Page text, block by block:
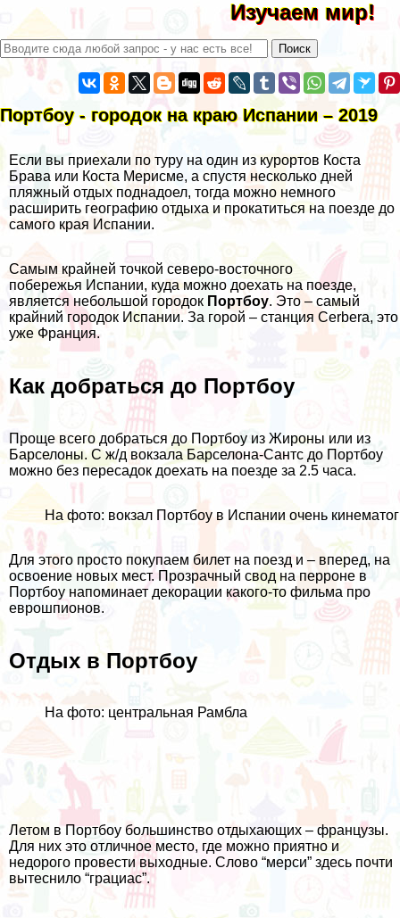
Изучаем мир!
Портбоу - городок на краю Испании – 2019
Если вы приехали по туру на один из курортов Коста
Брава или Коста Мерисме, а спустя несколько дней
пляжный отдых поднадоел, тогда можно немного
расширить географию отдыха и прокатиться на поезде до
самого края Испании.
Самым крайней точкой северо-восточного
побережья Испании, куда можно доехать на поезде,
является небольшой городок Портбоу. Это – самый
крайний городок Испании. За горой – станция Cerbera, это
уже Франция.
Как добраться до Портбоу
Проще всего добраться до Портбоу из Жироны или из
Барселоны. С ж/д вокзала Барселона-Сантс до Портбоу
можно без пересадок доехать на поезде за 2.5 часа.
На фото: вокзал Портбоу в Испании очень
Для этого просто покупаем билет на поезд и – вперед, на
освоение новых мест. Прозрачный свод на перроне в
Портбоу напоминает декорации какого-то фильма про
еврошпионов.
Отдых в Портбоу
На фото: центральная Рамбла
Летом в Портбоу большинство отдыхающих – французы.
Для них это отличное место, где можно приятно и
недорого провести выходные. Слово “мерси” здесь почти
вытеснило “грациас”.